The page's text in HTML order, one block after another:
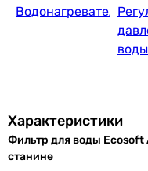
Водонагреватели
воды
Характеристики
Фильтр для воды Ecosoft
станине